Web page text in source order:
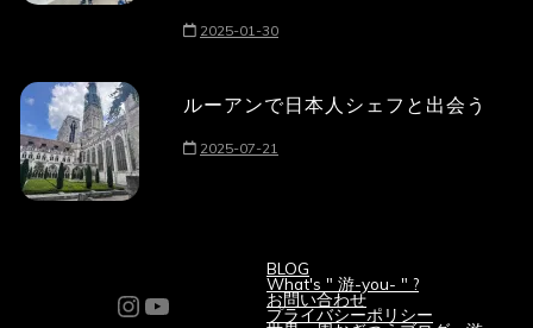
2025-01-30
ルーアンで日本人シェフと出会う
2025-07-21
Instagram
YouTube
BLOG
What's " 游-you- " ?
お問い合わせ
プライバシーポリシー